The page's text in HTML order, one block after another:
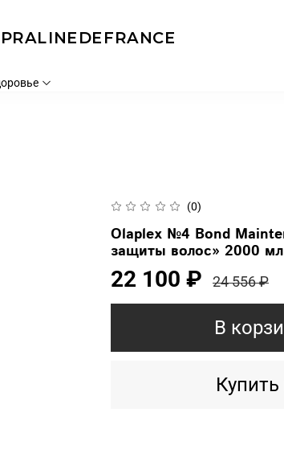
PRALINEDEFRANCE
(0)
Olaplex №4 Bond
защиты волос» 2000 мл
22 100 ₽ 24 556 ₽
В